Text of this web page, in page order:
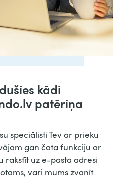
kādi
patēriņa
speciālisti Tev ar prieku
gan čata funkciju ar
rakstīt uz e-pasta adresi
vari mums zvanīt